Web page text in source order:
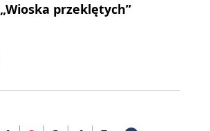
„Wioska przeklętych”